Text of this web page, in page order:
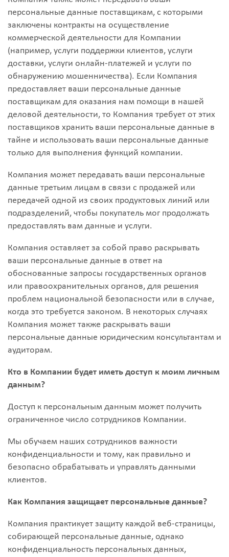
персональные данные поставщикам, с которыми
заключены контракты на осуществление
коммерческой деятельности для Компании
(например, услуги поддержки клиентов, услуги
доставки, услуги онлайн-платежей и услуги по
обнаружению мошенничества). Если Компания
предоставляет ваши персональные данные
поставщикам для оказания нам помощи в нашей
деловой деятельности, то Компания требует от этих
поставщиков хранить ваши персональные данные в
тайне и использовать ваши персональные данные
только для выполнения функций компании.
Компания может передавать ваши персональные
данные третьим лицам в связи с продажей или
передачей одной из своих продуктовых линий или
подразделений, чтобы покупатель мог продолжать
предоставлять вам данные и услуги.
Компания оставляет за собой право раскрывать
ваши персональные данные в ответ на
обоснованные запросы государственных органов
или правоохранительных органов, для решения
проблем национальной безопасности или в случае,
когда это требуется законом. В некоторых случаях
Компания может также раскрывать ваши
персональные данные юридическим консультантам и
аудиторам.
Кто в Компании будет иметь доступ к моим личным
данным?
Доступ к персональным данным может получить
ограниченное число сотрудников Компании.
Мы обучаем наших сотрудников важности
конфиденциальности и тому, как правильно и
безопасно обрабатывать и управлять данными
клиентов.
Как Компания защищает персональные данные?
Компания практикует защиту каждой веб-страницы,
собирающей персональные данные, однако
конфиденциальность персональных данных,